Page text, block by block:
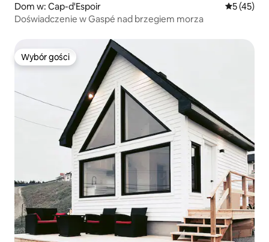
Dom w: Cap-d'Espoir Średnia
5 (45)
Doświadczenie w Gaspé nad brzegiem morza
Wybór gości
Wybór gości